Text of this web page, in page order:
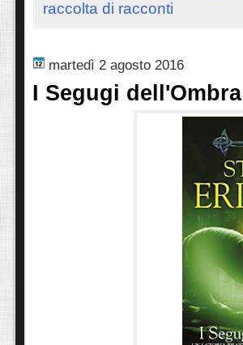
raccolta di racconti
martedì 2 agosto 2016
I Segugi